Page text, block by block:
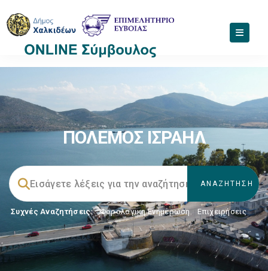
ΠΟΛΕΜΟΣ ΙΣΡΑΗΛ
Συχνές Αναζητήσεις: Φορολογικη Ενημέρωση, Επιχειρήσεις